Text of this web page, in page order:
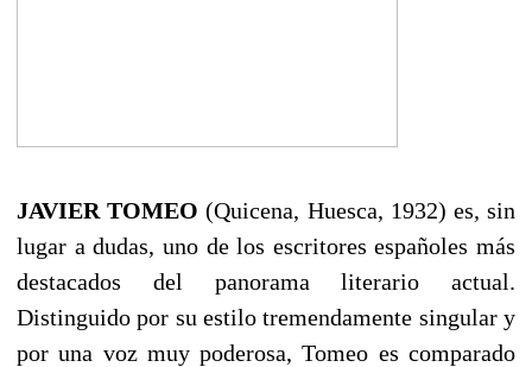
JAVIER TOMEO (Quicena, Huesca, 1932) es, sin
lugar a dudas, uno de los escritores españoles más
destacados del panorama literario actual.
Distinguido por su estilo tremendamente singular y
por una voz muy poderosa, Tomeo es comparado